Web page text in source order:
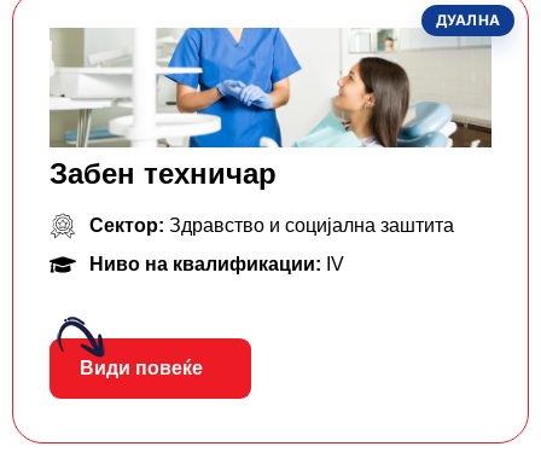
ДУАЛНА
Забен техничар
Сектор: Здравство и социјална заштита
Ниво на квалификации: IV
Види повеќе